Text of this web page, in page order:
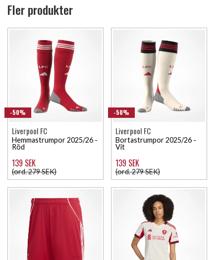
Fler produkter
-50%
Liverpool FC
Hemmastrumpor 2025/26 -
Röd
139 SEK
(ord. 279 SEK)
-50%
Liverpool FC
Bortastrumpor 2025/26 -
Vit
139 SEK
(ord. 279 SEK)